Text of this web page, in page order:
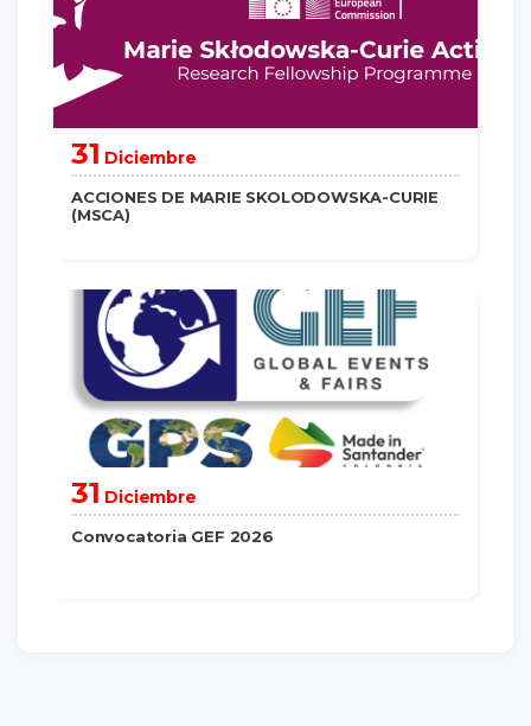
31 Diciembre
ACCIONES DE MARIE SKOLODOWSKA-CURIE
(MSCA)
saber más
31 Diciembre
Convocatoria GEF 2026